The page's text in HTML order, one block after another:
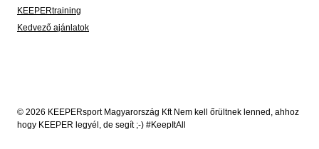
KEEPERtraining
Kedvező ajánlatok
© 2026 KEEPERsport Magyarország Kft Nem kell őrültnek lenned, ahhoz
hogy KEEPER legyél, de segít ;-) #KeepItAll